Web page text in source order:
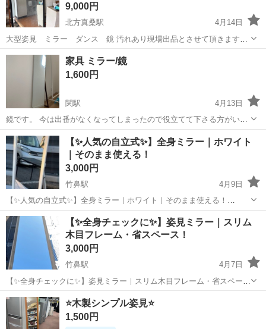
9,000円
北方真桑駅
4月14日
大型姿見 ミラー ダンス 鏡 汚れあり現場出品とさせて頂きます。
高さ190cmほど横120cmほど 測るものがなかったのでおよそになりま
岐阜 本巣市 北方真桑駅
家具 ミラー/鏡
1,600円
関駅
4月13日
鏡です。 今は出番がなくなってしまったので役立てて下さる方がいま
したら宜しくお願いします。 取引き希望場所はバロー関緑ヶ丘店です
が、日にちによっては一宮、岐阜市エリアでも対応できる日があるか
もしれませんのでご希望あればご相...
岐阜 関市 関駅 ミラー/鏡 ミラー
【✨人気の自立式✨】全身ミラー｜ホワイト
｜そのまま使える！
3,000円
竹鼻駅
4月9日
【✨人気の自立式✨】全身ミラー｜ホワイト｜そのまま使える！
⸻ 【商品名】 姿見（全身鏡）自立式 ホワイトカラー ⸻ 【🌟
おすすめポイント🌟】 ✔ 自立式で置くだけ簡単設置！ ✔ 全身しっか
り映るロングサイズ ✔ ホ...
岐阜 羽島市 竹鼻駅 ミラー/鏡 ホワイト
【✨全身チェックに✨】姿見ミラー｜スリム
木目フレーム・省スペース！
3,000円
竹鼻駅
4月7日
【✨全身チェックに✨】姿見ミラー｜スリム木目フレーム・省スペー
ス！ ⸻ 【商品名】 姿見（全身鏡）木目フレーム ⸻ 【🌟おす
すめポイント🌟】 ✔ 全身しっかり映るロングサイズ ✔ スリム設計で
場所を取らない ✔ ナチ...
岐阜 羽島市 竹鼻駅 ミラー/鏡
⭐️木製シンプル姿見⭐️
1,500円